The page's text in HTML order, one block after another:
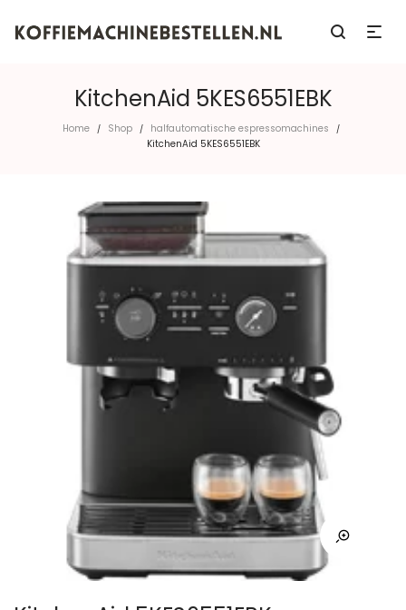
KitchenAid 5KES6551EBK
Home / Shop / halfautomatische espressomachines /
KitchenAid 5KES6551EBK